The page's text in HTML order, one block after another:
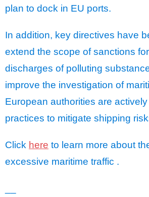
plan to dock in EU ports.
In addition, key directives have
extend the scope of sanctions
discharges of polluting
improve the investigation of
European authorities are
practices to mitigate shipping
Click here to learn more about
excessive maritime traffic .